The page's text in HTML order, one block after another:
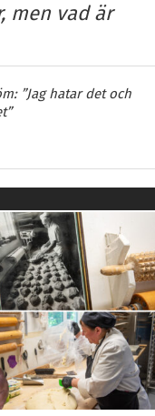
men vad är
”Jag hatar det och